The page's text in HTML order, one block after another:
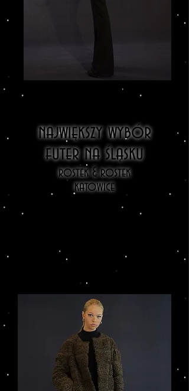
IMG_3207_edited.JPG
największy wybór
futer na śląsku
rostek & rostek
katowice